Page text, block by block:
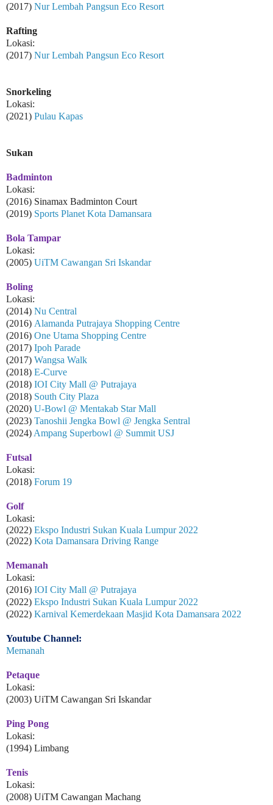
(2017) Nur Lembah Pangsun Eco Resort
Rafting
Lokasi:
(2017) Nur Lembah Pangsun Eco Resort
Snorkeling
Lokasi:
(2021) Pulau Kapas
Sukan
Badminton
Lokasi:
(2016) Sinamax Badminton Court
(2019) Sports Planet Kota Damansara
Bola Tampar
Lokasi:
(2005) UiTM Cawangan Sri Iskandar
Boling
Lokasi:
(2014) Nu Central
(2016) Alamanda Putrajaya Shopping Centre
(2016) One Utama Shopping Centre
(2017) Ipoh Parade
(2017) Wangsa Walk
(2018) E-Curve
(2018) IOI City Mall @ Putrajaya
(2018) South City Plaza
(2020) U-Bowl @ Mentakab Star Mall
(2023) Tanoshii Jengka Bowl @ Jengka Sentral
(2024) Ampang Superbowl @ Summit USJ
Futsal
Lokasi:
(2018) Forum 19
Golf
Lokasi:
(2022) Ekspo Industri Sukan Kuala Lumpur 2022
(2022) Kota Damansara Driving Range
Memanah
Lokasi:
(2016) IOI City Mall @ Putrajaya
(2022) Ekspo Industri Sukan Kuala Lumpur 2022
(2022) Karnival Kemerdekaan Masjid Kota Damansara 2022
Youtube Channel:
Memanah
Petaque
Lokasi:
(2003) UiTM Cawangan Sri Iskandar
Ping Pong
Lokasi:
(1994) Limbang
Tenis
Lokasi:
(2008) UiTM Cawangan Machang